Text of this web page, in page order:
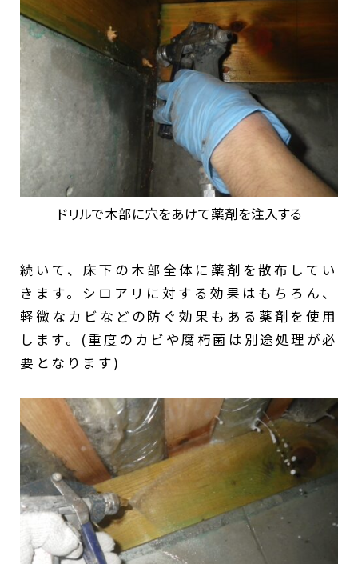
ドリルで木部に穴をあけて薬剤を注入する
続いて、床下の木部全体に薬剤を散布してい
きます。シロアリに対する効果はもちろん、
軽微なカビなどの防ぐ効果もある薬剤を使用
します。(重度のカビや腐朽菌は別途処理が必
要となります)